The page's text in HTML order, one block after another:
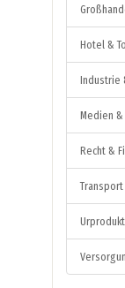
Hotel &
Industrie
Medien
Recht &